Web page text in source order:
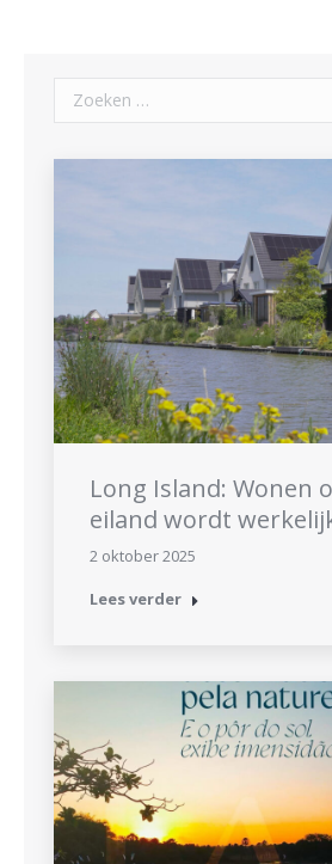
Zoeken:
Long Island: Wonen
eiland wordt
2 oktober 2025
Lees verder